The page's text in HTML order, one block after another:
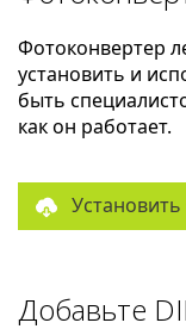
Фотоконвертер
установить и
быть
как он работает.
Добавьте